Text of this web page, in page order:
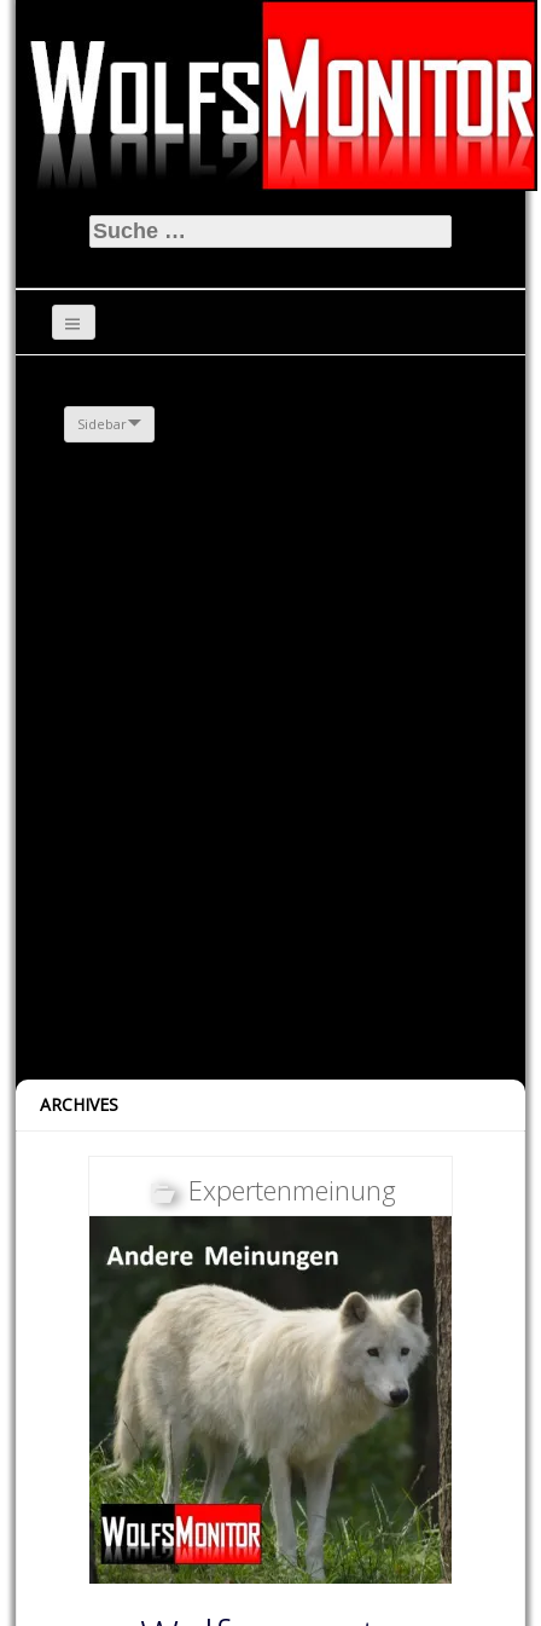
Suche
nach:
Sidebar
ARCHIVES
Expertenmeinung